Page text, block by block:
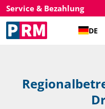
Service & Bezahlung
DE